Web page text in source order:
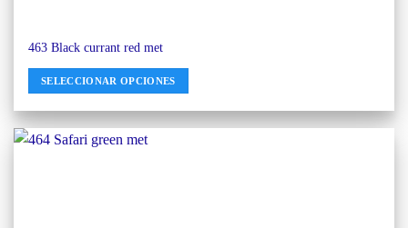
463 Black currant red met
SELECCIONAR OPCIONES